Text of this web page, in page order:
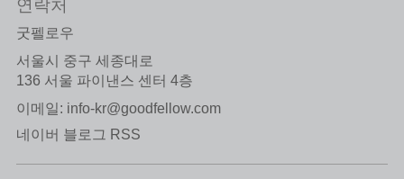
연락처
굿펠로우
서울시 중구 세종대로
136 서울 파이낸스 센터 4층
이메일: info-kr@goodfellow.com
네이버 블로그 RSS